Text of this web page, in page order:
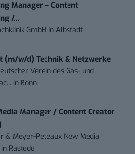
Manager – Content
/...
GmbH inAlbstadt
(m/w/d) Technik & Netzwerke
Verein des Gas- und
in Bonn
Manager / Content Creator
& Meyer-Peteaux New Media
in Rastede